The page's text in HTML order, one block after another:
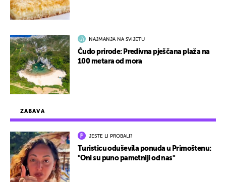
ZABAVA
JESTE LI PROBALI?
Turisticu oduševila ponuda u Primoštenu:
"Oni su puno pametniji od nas"
NAJMANJA NA SVIJETU
Čudo prirode: Predivna pješčana plaža na
100 metara od mora